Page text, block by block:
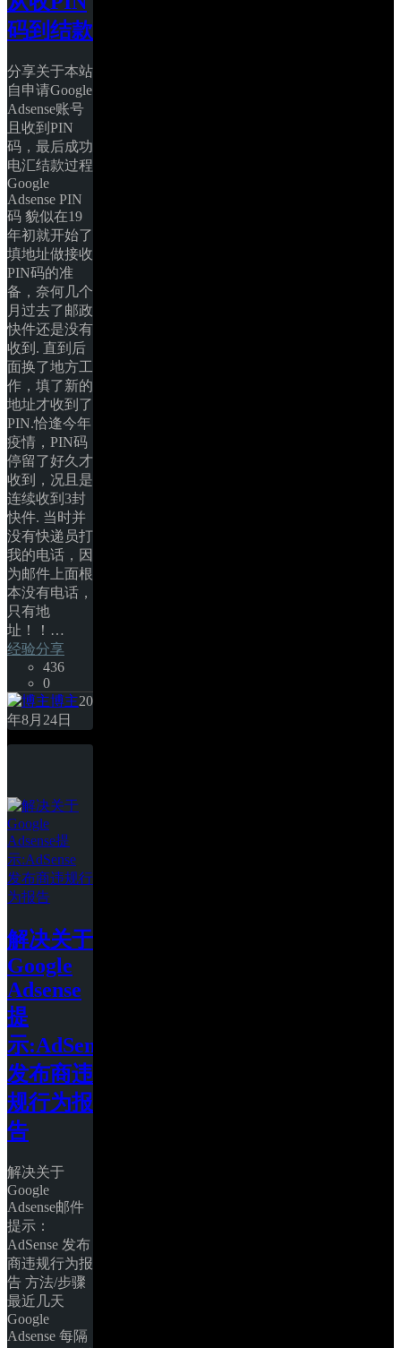
码到结款
分享关于本站
自申请Google
Adsense账号
且收到PIN
码，最后成功
电汇结款过程
Google
Adsense PIN
码 貌似在19
年初就开始了
填地址做接收
PIN码的准
备，奈何几个
月过去了邮政
快件还是没有
收到. 直到后
面换了地方工
作，填了新的
地址才收到了
PIN.恰逢今年
疫情，PIN码
停留了好久才
收到，况且是
连续收到3封
快件. 当时并
没有快递员打
我的电话，因
为邮件上面根
本没有电话，
只有地
址！！…
经验分享
436
0
博主20
年8月24日
解决关于
Google
Adsense
提
示:AdSense
发布商违
规行为报
告
解决关于
Google
Adsense邮件
提示：
AdSense 发布
商违规行为报
告 方法/步骤
最近几天
Google
Adsense 每隔